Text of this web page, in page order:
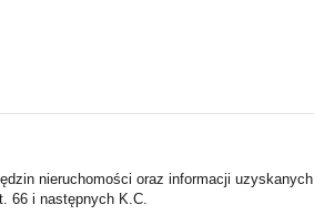
nieruchomości oraz informacji uzyskanych
66 i następnych K.C.